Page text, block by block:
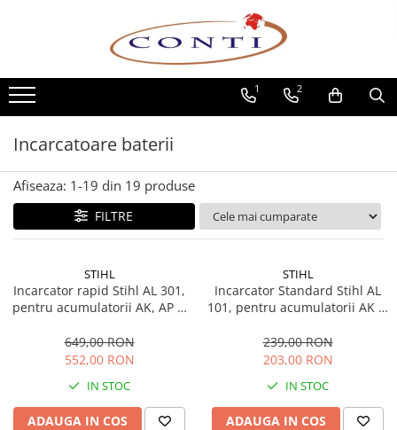
Toate Produsele
Casa si Gradina
Utilaje pentru gradina si accesorii
Atomizoare si Pulverizatoare
Despicatoare de lemne
Drujbe si fierastraie cu lant
Fierastraie pentru busteni
Foarfeci de gradina
Motocoase si accesorii
Motocositori
Motoburghie
multifunctionale
1 2
Incarcatoare baterii
Afiseaza: 1-19 din 19 produse
FILTRE
STIHL
Incarcator rapid Stihl AL 301,
pentru acumulatorii AK, AP si
649,00 RON
552,00 RON
IN STOC
ADAUGA IN COS
STIHL
Incarcator Standard Stihl AL
101, pentru acumulatorii AK si
239,00 RON
203,00 RON
IN STOC
ADAUGA IN COS